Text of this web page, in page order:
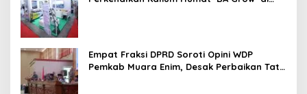
Empat Fraksi DPRD Soroti Opini WDP
Pemkab Muara Enim, Desak Perbaikan Tata